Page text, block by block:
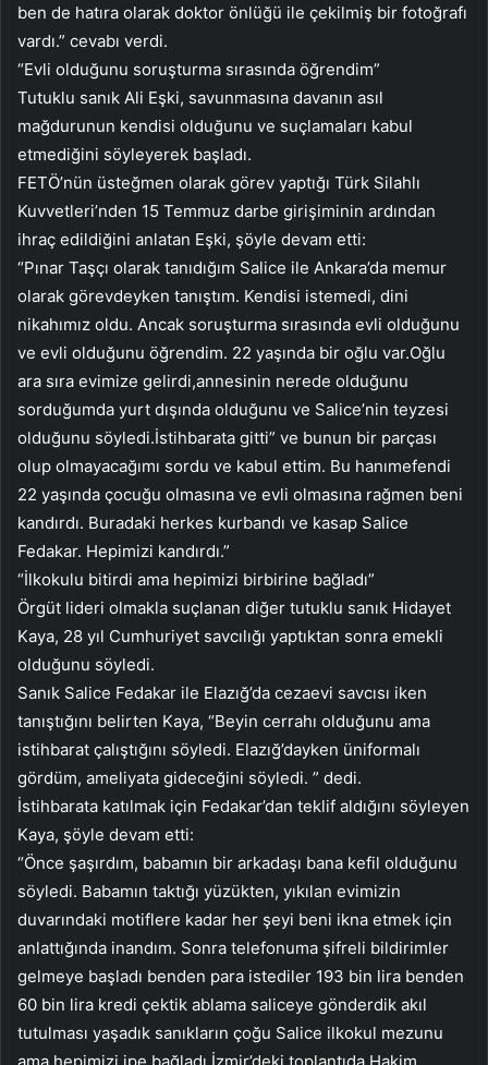
ben de hatıra olarak doktor önlüğü ile çekilmiş bir fotoğrafı
vardı.” cevabı verdi.
“Evli olduğunu soruşturma sırasında öğrendim”
Tutuklu sanık Ali Eşki, savunmasına davanın asıl
mağdurunun kendisi olduğunu ve suçlamaları kabul
etmediğini söyleyerek başladı.
FETÖ’nün üsteğmen olarak görev yaptığı Türk Silahlı
Kuvvetleri’nden 15 Temmuz darbe girişiminin ardından
ihraç edildiğini anlatan Eşki, şöyle devam etti:
“Pınar Taşçı olarak tanıdığım Salice ile Ankara’da memur
olarak görevdeyken tanıştım. Kendisi istemedi, dini
nikahımız oldu. Ancak soruşturma sırasında evli olduğunu
ve evli olduğunu öğrendim. 22 yaşında bir oğlu var.Oğlu
ara sıra evimize gelirdi,annesinin nerede olduğunu
sorduğumda yurt dışında olduğunu ve Salice’nin teyzesi
olduğunu söyledi.İstihbarata gitti” ve bunun bir parçası
olup olmayacağımı sordu ve kabul ettim. Bu hanımefendi
22 yaşında çocuğu olmasına ve evli olmasına rağmen beni
kandırdı. Buradaki herkes kurbandı ve kasap Salice
Fedakar. Hepimizi kandırdı.”
“İlkokulu bitirdi ama hepimizi birbirine bağladı”
Örgüt lideri olmakla suçlanan diğer tutuklu sanık Hidayet
Kaya, 28 yıl Cumhuriyet savcılığı yaptıktan sonra emekli
olduğunu söyledi.
Sanık Salice Fedakar ile Elazığ’da cezaevi savcısı iken
tanıştığını belirten Kaya, “Beyin cerrahı olduğunu ama
istihbarat çalıştığını söyledi. Elazığ’dayken üniformalı
gördüm, ameliyata gideceğini söyledi. ” dedi.
İstihbarata katılmak için Fedakar’dan teklif aldığını söyleyen
Kaya, şöyle devam etti:
“Önce şaşırdım, babamın bir arkadaşı bana kefil olduğunu
söyledi. Babamın taktığı yüzükten, yıkılan evimizin
duvarındaki motiflere kadar her şeyi beni ikna etmek için
anlattığında inandım. Sonra telefonuma şifreli bildirimler
gelmeye başladı benden para istediler 193 bin lira benden
60 bin lira kredi çektik ablama saliceye gönderdik akıl
tutulması yaşadık sanıkların çoğu Salice ilkokul mezunu
ama hepimizi ipe bağladı.İzmir’deki toplantıda Hakim